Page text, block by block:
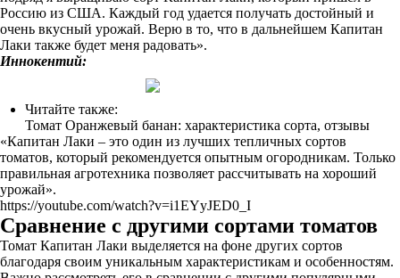
Россию из США. Каждый год удается получать достойный и
очень вкусный урожай. Верю в то, что в дальнейшем Капитан
Лаки также будет меня радовать».
Иннокентий:
Читайте также:
Томат Оранжевый банан: характеристика сорта, отзывы
«Капитан Лаки – это один из лучших тепличных сортов
томатов, который рекомендуется опытным огородникам. Только
правильная агротехника позволяет рассчитывать на хороший
урожай».
https://youtube.com/watch?v=i1EYyJED0_I
Сравнение с другими сортами томатов
Томат Капитан Лаки выделяется на фоне других сортов
благодаря своим уникальным характеристикам и особенностям.